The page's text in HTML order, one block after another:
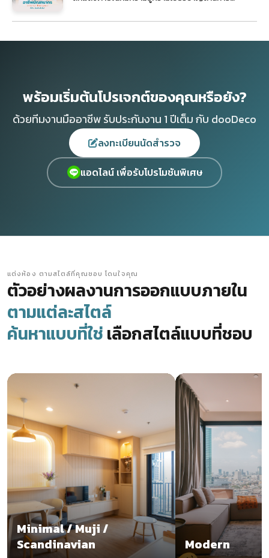
การตกแต่งที่สวยงาม
พร้อมเริ่มต้นโปรเจกต์ของคุณหรือยัง?
ด้วยทีมงานมืออาชีพ รับประกันงาน 1 ปีเต็ม กับ dooDeco
ลงทะเบียนนัดสำรวจ
แอดไลน์ เพื่อรับโปรโมชันพิเศษ
แต่งห้อง ตามสไตล์ที่คุณชอบ โดนใจคุณ
ตัวอย่างผลงานการออกแบบภายใน
ตามแต่ละสไตล์
ค้นหาแบบที่ใช่เลือกสไตล์แบบที่ชอบ
Minimal / Muji /
Scandinavian
Modern